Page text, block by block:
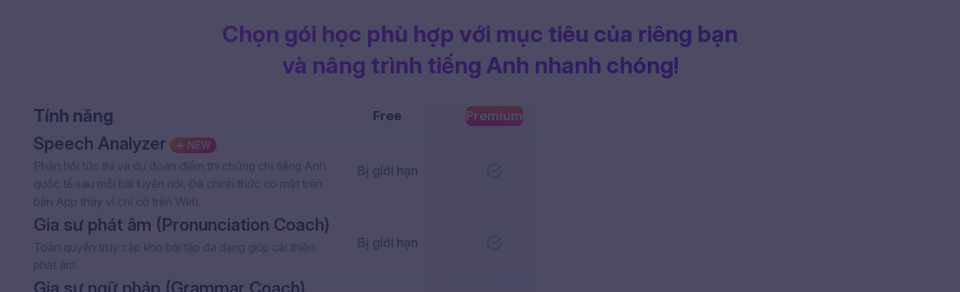
Chọn gói học phù hợp với mục tiêu của riêng bạn
và nâng trình tiếng Anh nhanh chóng!
Tính năng Free Premium
Speech Analyzer NEW
Phản hồi tức thì và dự đoán điểm thi chứng chỉ tiếng Anh
quốc tế sau mỗi bài luyện nói. Đã chính thức có mặt trên
bản App thay vì chỉ có trên Web.
Bị giới hạn
Gia sư phát âm (Pronunciation Coach)
Toàn quyền truy cập kho bài tập đa dạng giúp cải thiện
phát âm.
Bị giới hạn